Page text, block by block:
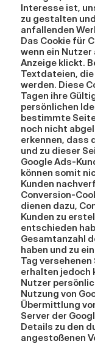
Interesse ist,
zu gestalten
anfallenden
Das Cookie für
wenn ein
Anzeige klickt.
Textdateien,
werden. Diese
Tagen ihre
persönlichen
bestimmte
noch nicht
erkennen, dass
und zu dieser
Google Ads-
können somit
Kunden
Conversion-
dienen dazu,
Kunden zu
entschieden
Gesamtanzahl
haben und zu
Tag
erhalten jedoch
Nutzer
Nutzung von
Übermittlung
Server der
Details zu den
angestoßenen